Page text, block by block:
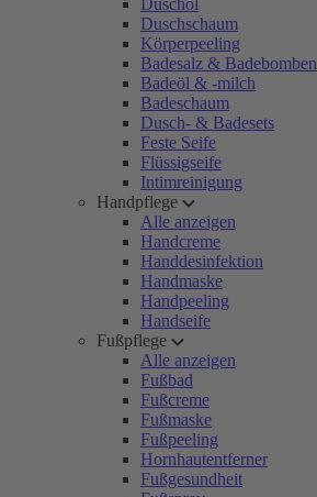
Duschöl
Duschschaum
Körperpeeling
Badesalz & Badebomben
Badeöl & -milch
Badeschaum
Dusch- & Badesets
Feste Seife
Flüssigseife
Intimreinigung
Handpflege
Alle anzeigen
Handcreme
Handdesinfektion
Handmaske
Handpeeling
Handseife
Fußpflege
Alle anzeigen
Fußbad
Fußcreme
Fußmaske
Fußpeeling
Hornhautentferner
Fußgesundheit